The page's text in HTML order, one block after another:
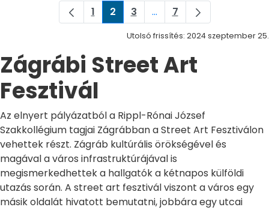
Oldal
1 Oldal
2 Oldal
3 ...Köztes oldalak
Oldal
7
Utolsó frissítés: 2024 szeptember 25.
Zágrábi Street Art
Fesztivál
Az elnyert pályázatból a Rippl-Rónai József
Szakkollégium tagjai Zágrábban a Street Art Fesztiválon
vehettek részt. Zágráb kultúrális örökségével és
magával a város infrastruktúrájával is
megismerkedhettek a hallgatók a kétnapos külföldi
utazás során. A street art fesztivál viszont a város egy
másik oldalát hivatott bemutatni, jobbára egy utcai